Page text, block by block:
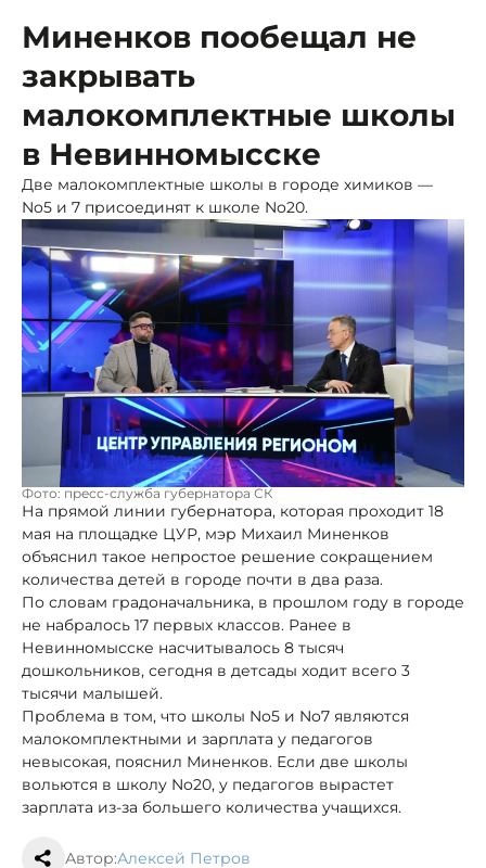
Миненков пообещал не
закрывать
малокомплектные школы
в Невинномысске
Две малокомплектные школы в городе химиков —
No5 и 7 присоединят к школе No20.
Фото: пресс-служба губернатора СК
На прямой линии губернатора, которая проходит 18
мая на площадке ЦУР, мэр Михаил Миненков
объяснил такое непростое решение сокращением
количества детей в городе почти в два раза.
По словам градоначальника, в прошлом году в городе
не набралось 17 первых классов. Ранее в
Невинномысске насчитывалось 8 тысяч
дошкольников, сегодня в детсады ходит всего 3
тысячи малышей.
Проблема в том, что школы No5 и No7 являются
малокомплектными и зарплата у педагогов
невысокая, пояснил Миненков. Если две школы
вольются в школу No20, у педагогов вырастет
зарплата из-за большего количества учащихся.
Автор:Алексей Петров